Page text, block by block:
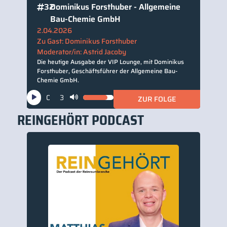
32Dominikus Forsthuber - Allgemeine
Bau-Chemie GmbH
2.04.2026
Zu Gast: Dominikus Forsthuber
Moderator/in: Astrid Jacoby
Die heutige Ausgabe der VIP Lounge, mit Dominikus
Forsthuber, Geschäftsführer der Allgemeine Bau-
Chemie GmbH.
Audio-
Player
00:0037:30 Pfeiltasten
Hoch/Runter
benutzen,
die
Lautstärke
zu
ZUR FOLGE
REINGEHÖRT PODCAST